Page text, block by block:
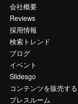
会社概要
Reviews
採用情報
検索トレンド
ブログ
イベント
Slidesgo
コンテンツを販売する
プレスルーム